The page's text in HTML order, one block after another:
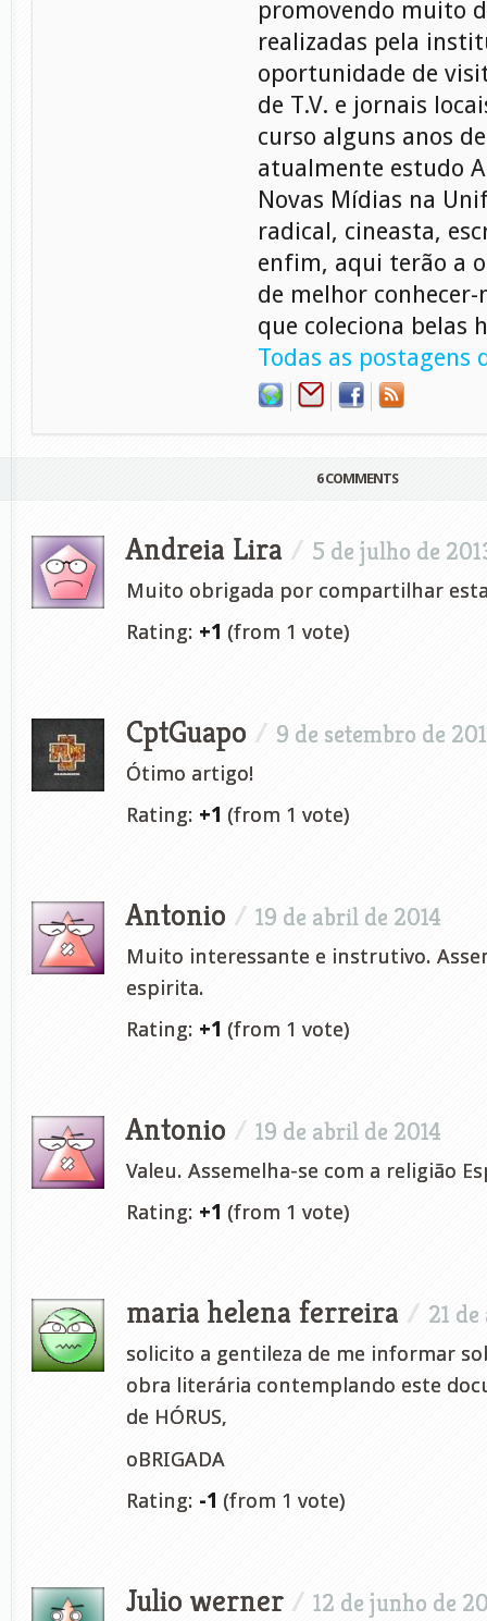
promovendo muito
realizadas pela
oportunidade de
de T.V. e jornais
curso alguns anos
atualmente estudo
Novas Mídias na
radical, cineasta,
enfim, aqui terão a
de melhor
que coleciona belas
Todas as postagens
6 COMMENTS
Andreia Lira / 5 de julho de
Muito obrigada por compartilhar
Rating: +1 (from 1 vote)
CptGuapo / 9 de setembro de
Ótimo artigo!
Rating: +1 (from 1 vote)
Antonio / 19 de abril de 2014
Muito interessante e instrutivo.
espirita.
Rating: +1 (from 1 vote)
Antonio / 19 de abril de 2014
Valeu. Assemelha-se com a religião
Rating: +1 (from 1 vote)
maria helena ferreira / 21
solicito a gentileza de me informar
obra literária contemplando este
de HÓRUS,
oBRIGADA
Rating: -1 (from 1 vote)
Julio werner / 12 de junho de